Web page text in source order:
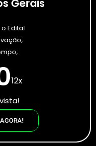
Gerais
Edital
12x